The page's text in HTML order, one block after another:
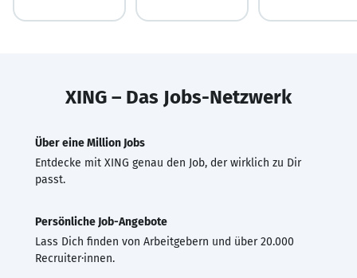
XING – Das Jobs-Netzwerk
Über eine Million Jobs
Entdecke mit XING genau den Job, der wirklich zu Dir
passt.
Persönliche Job-Angebote
Lass Dich finden von Arbeitgebern und über 20.000
Recruiter·innen.